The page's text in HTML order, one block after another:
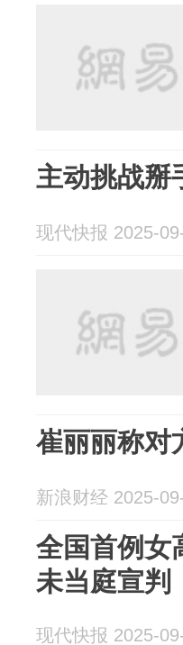
主动挑战掰
现代快报 2025-
崔丽丽称对
新浪财经 2025-
全国首例女
未当庭宣判
现代快报 2025-